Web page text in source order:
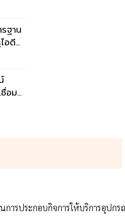
ฐาน
อดี
ารประกอบกิจการให้บริการอุปก